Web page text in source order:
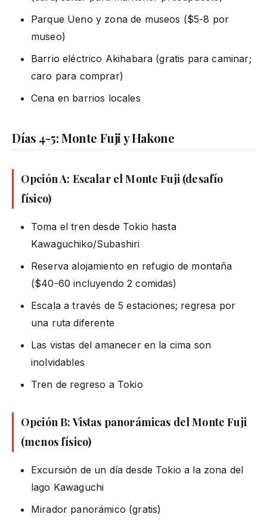
Parque Ueno y zona de museos ($5-8 por
museo)
Barrio eléctrico Akihabara (gratis para caminar;
caro para comprar)
Cena en barrios locales
Días 4-5: Monte Fuji y Hakone
Opción A: Escalar el Monte Fuji (desafío
físico)
Toma el tren desde Tokio hasta
Kawaguchiko/Subashiri
Reserva alojamiento en refugio de montaña
($40-60 incluyendo 2 comidas)
Escala a través de 5 estaciones; regresa por
una ruta diferente
Las vistas del amanecer en la cima son
inolvidables
Tren de regreso a Tokio
Opción B: Vistas panorámicas del Monte Fuji
(menos físico)
Excursión de un día desde Tokio a la zona del
lago Kawaguchi
Mirador panorámico (gratis)